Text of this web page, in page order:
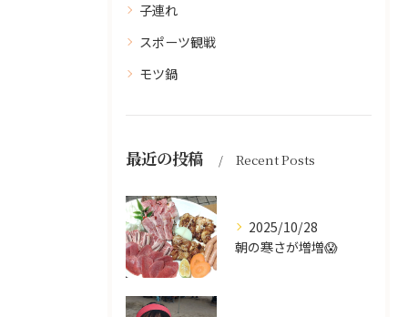
子連れ
スポーツ観戦
モツ鍋
最近の投稿 Recent Posts
2025/10/28
朝の寒さが増増😱